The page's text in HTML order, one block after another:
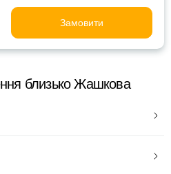
Замовити
близько Жашкова